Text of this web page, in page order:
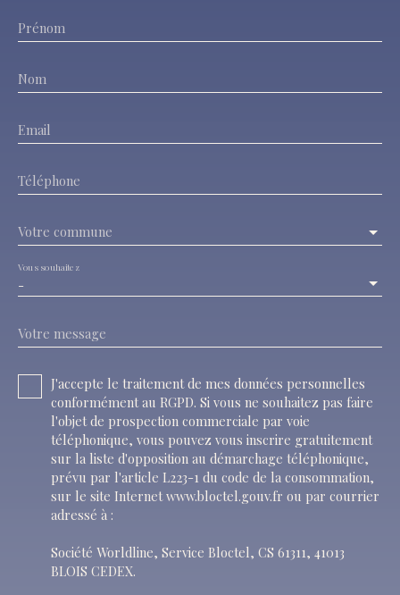
Prénom
Nom
Email
Téléphone
Votre commune
-
Vous souhaitez
Votre message
J'accepte le traitement de mes données personnelles
conformément au RGPD. Si vous ne souhaitez pas faire
l'objet de prospection commerciale par voie
téléphonique, vous pouvez vous inscrire gratuitement
sur la liste d'opposition au démarchage téléphonique,
prévu par l'article L223-1 du code de la consommation,
sur le site Internet www.bloctel.gouv.fr ou par courrier
adressé à :
Société Worldline, Service Bloctel, CS 61311, 41013
BLOIS CEDEX.